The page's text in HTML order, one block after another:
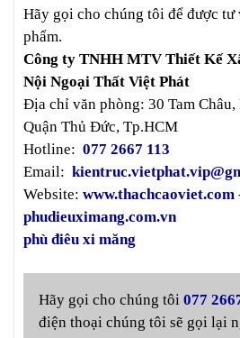
Hãy gọi cho chúng tôi để được tư
phẩm.
Công ty TNHH MTV Thiết Kế
Nội Ngoại Thất Việt Phát
Địa chỉ văn phòng: 30 Tam Châu,
Quận Thủ Đức, Tp.HCM
Hotline: 077 2667 113
Email:
Website: www.thachcaoviet.com
phudieuximang.com.vn
phù điêu xi măng
Hãy gọi cho chúng tôi 077
điện thoại chúng tôi sẽ gọi lại